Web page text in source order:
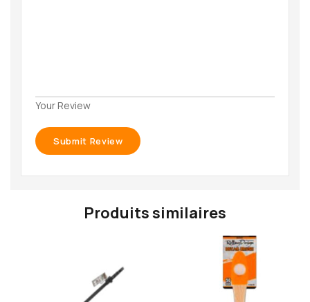
Your Review
Produits similaires